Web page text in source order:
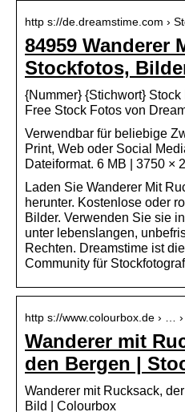
http s://de.dreamstime.com ›
84959 Wanderer
Stockfotos,
{Nummer} {Stichwort}
Free Stock Fotos von
Verwendbar für beliebige
Print, Web oder Social
Dateiformat. 6 MB | 3750 ×
Laden Sie Wanderer Mit
herunter. Kostenlose oder
Bilder. Verwenden Sie sie
unter lebenslangen,
Rechten. Dreamstime ist
Community für
http s://www.colourbox.de › …
Wanderer mit
den Bergen |
Wanderer mit Rucksack,
Bild | Colourbox